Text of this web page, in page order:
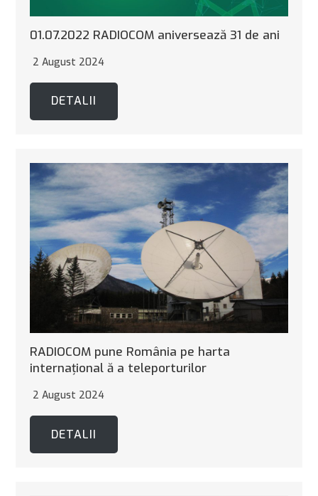
01.07.2022 RADIOCOM aniversează 31 de ani
2 August 2024
DETALII
RADIOCOM pune România pe harta
internaţional ă a teleporturilor
2 August 2024
DETALII